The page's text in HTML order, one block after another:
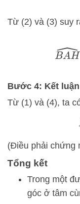
Từ (2) và (3) suy
Bước 4: Kết luận
Từ (1) và (4), ta
(Điều phải chứng
Tổng kết
Trong một
góc ở tâm